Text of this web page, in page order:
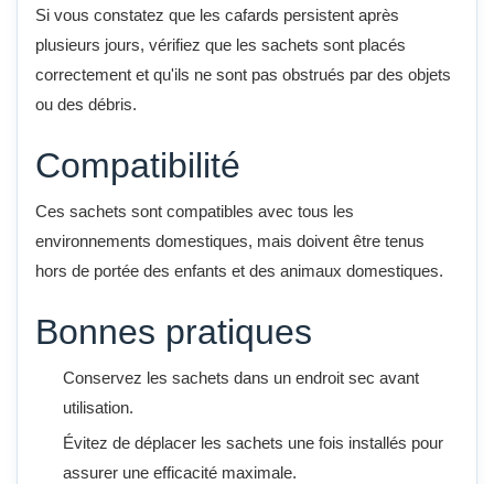
Si vous constatez que les cafards persistent après
plusieurs jours, vérifiez que les sachets sont placés
correctement et qu'ils ne sont pas obstrués par des objets
ou des débris.
Compatibilité
Ces sachets sont compatibles avec tous les
environnements domestiques, mais doivent être tenus
hors de portée des enfants et des animaux domestiques.
Bonnes pratiques
Conservez les sachets dans un endroit sec avant
utilisation.
Évitez de déplacer les sachets une fois installés pour
assurer une efficacité maximale.